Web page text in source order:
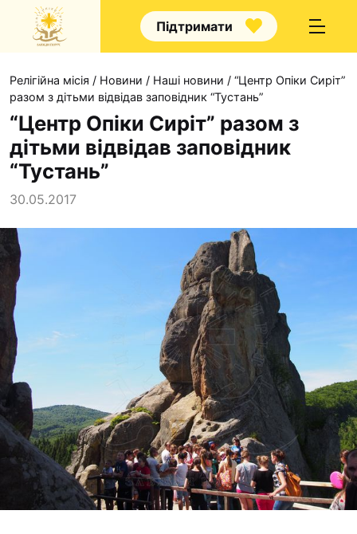
Підтримати
Про нас
Наші напрямки
Наш покровитель
Контакти
Проекти
Футбольна команда
Кулінарний гурток
“КАЗАНОК”
Іконописна школа
“Капеланчики”
Альтернатива
Одна церква – одна
Релігійна місія / Новини / Наші новини / “Центр Опіки Сиріт”
разом з дітьми відвідав заповідник “Тустань”
“Центр Опіки Сиріт” разом з
дітьми відвідав заповідник
“Тустань”
30.05.2017